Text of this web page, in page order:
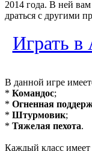
2014 года. В ней вам
драться с другими
Играть в
В данной игре
* Командос;
* Огненная
* Штурмовик;
* Тяжелая пехота.
Каждый класс имеет